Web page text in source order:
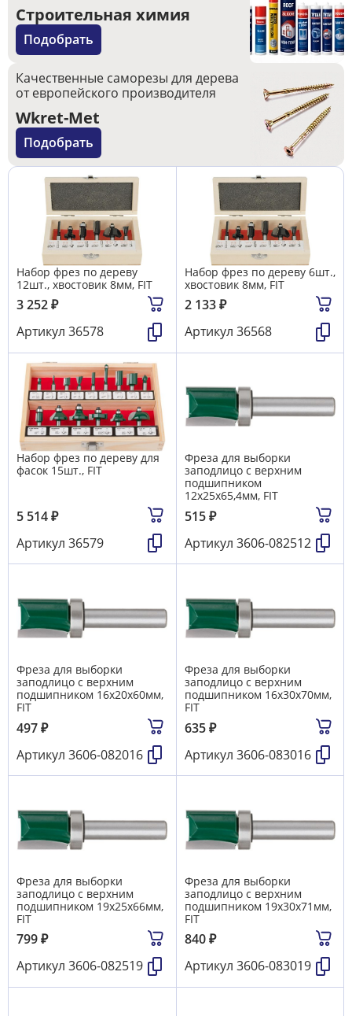
Строительная химия
Подобрать
Качественные саморезы для дерева
от европейского производителя
Wkret-Met
Подобрать
Набор фрез по дереву
12шт., хвостовик 8мм, FIT
3 252₽
Артикул 36578
Набор фрез по дереву 6шт.,
хвостовик 8мм, FIT
2 133₽
Артикул 36568
Набор фрез по дереву для
фасок 15шт., FIT
5 514₽
Артикул 36579
Фреза для выборки
заподлицо с верхним
подшипником
12х25х65,4мм, FIT
515₽
Артикул 3606-082512
Фреза для выборки
заподлицо с верхним
подшипником 16х20х60мм,
FIT
497₽
Артикул 3606-082016
Фреза для выборки
заподлицо с верхним
подшипником 16х30х70мм,
FIT
635₽
Артикул 3606-083016
Фреза для выборки
заподлицо с верхним
подшипником 19х25х66мм,
FIT
799₽
Артикул 3606-082519
Фреза для выборки
заподлицо с верхним
подшипником 19х30х71мм,
FIT
840₽
Артикул 3606-083019